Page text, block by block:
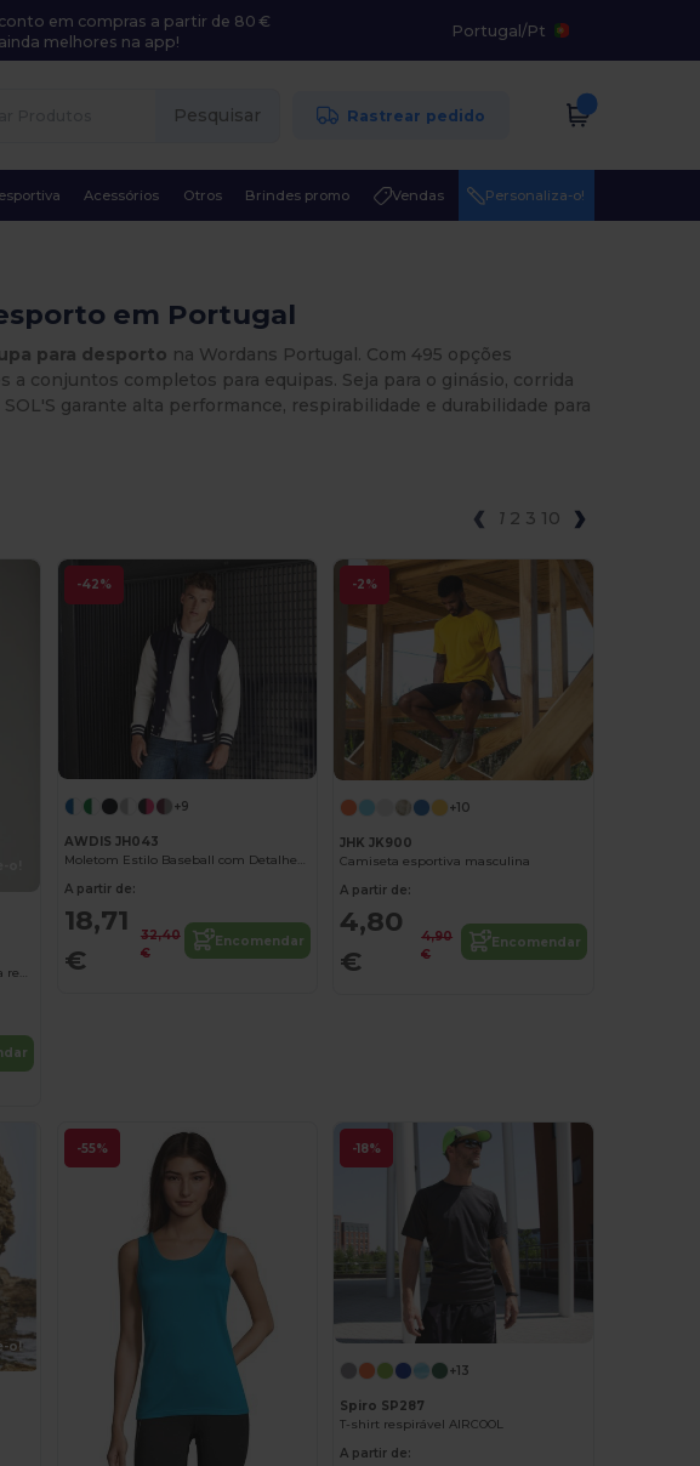
em compras a partir de 80 €
melhores na app!
Portugal/Pt
Pesquisar Rastrear pedido
Acessórios Otros Brindes promo Vendas Personaliza-o!
em Portugal
para desporto na Wordans Portugal. Com 495 opções
conjuntos completos para equipas. Seja para o ginásio, corrida
garante alta performance, respirabilidade e durabilidade para
1 2 3 10
o!
BAHRAIN T-shirt técnica de manga reglan
-42%
+9
AWDIS JH043
Moletom Estilo Baseball com Detalhes Modernos
A partir de:
18,71
€
32,40
€
Encomendar
-2%
+10
JHK JK900
Camiseta esportiva masculina
A partir de:
4,80
€
4,90
€
Encomendar
o!
-55% -18%
+13
Spiro SP287
T-shirt respirável AIRCOOL
A partir de: